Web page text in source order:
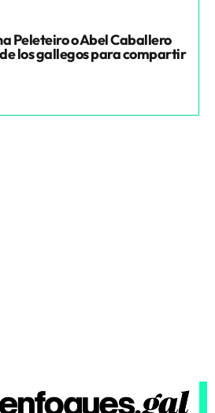
Peleteiro o Abel Caballero
los gallegos para compartir